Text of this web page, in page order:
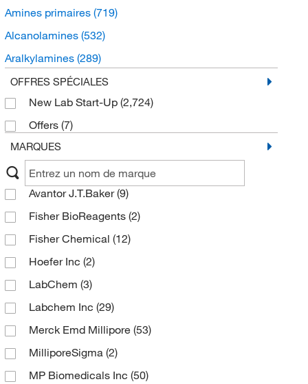
Amines primaires (719)
Alcanolamines (532)
Aralkylamines (289)
Hydrazines et dérivés
Isocyanates(227)
Carboximidamides
Cyclohexylamines
Amidines(135)
Énamines(135)
N-arylamides(93)
Oximes(84)
N-organohydroxylamines
Composés organonitreux
Composés azoïques(56)
Aminals(43)
Composés de moutarde azotée
Organocyanures(31)
OFFRES SPÉCIALES
New Lab Start-Up (2,724)
Offers (7)
MARQUES
Avantor J.T.Baker(9)
Fisher BioReagents (2)
Fisher Chemical (12)
Hoefer Inc (2)
LabChem (3)
Labchem Inc (29)
Merck Emd Millipore (53)
MilliporeSigma (2)
MP Biomedicals Inc (50)